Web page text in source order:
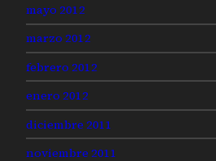
mayo 2012
marzo 2012
febrero 2012
enero 2012
diciembre 2011
noviembre 2011